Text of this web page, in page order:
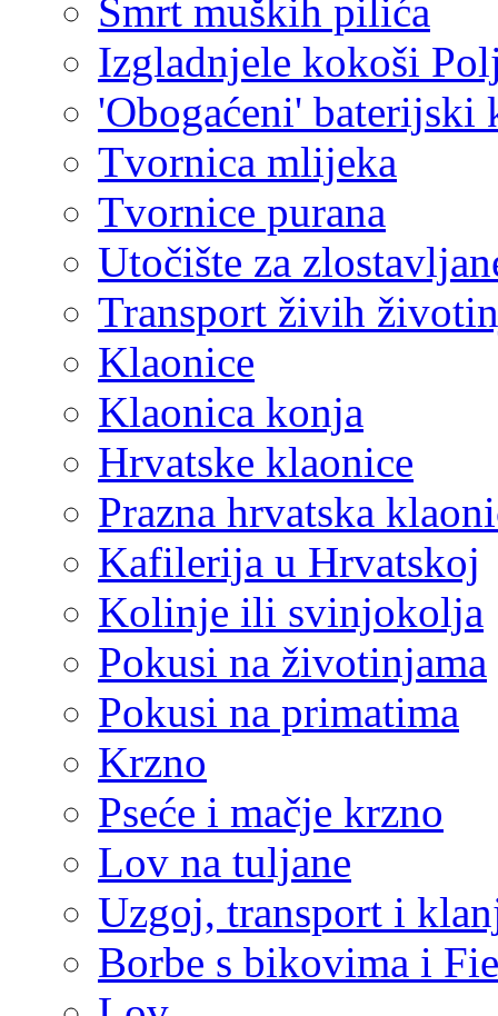
Smrt muških pilića
Izgladnjele kokoši
'Obogaćeni' baterijski
Tvornica mlijeka
Tvornice purana
Utočište za
Transport živih
Klaonice
Klaonica konja
Hrvatske klaonice
Prazna hrvatska
Kafilerija u Hrvatskoj
Kolinje ili svinjokolja
Pokusi na životinjama
Pokusi na primatima
Krzno
Pseće i mačje krzno
Lov na tuljane
Uzgoj, transport i
Borbe s bikovima i